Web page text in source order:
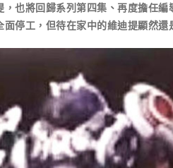
，也將回歸系列第四集、再度擔任
停工，但待在家中的維迪提顯然還